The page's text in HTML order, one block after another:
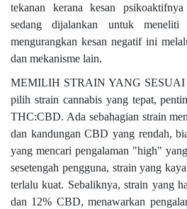
tekanan kerana kesan
sedang dijalankan untuk
mengurangkan kesan negatif ini
dan mekanisme lain.
MEMILIH STRAIN YANG
pilih strain cannabis yang tepat,
THC:CBD. Ada sebahagian strain
dan kandungan CBD yang rendah,
yang mencari pengalaman "high"
sesetengah pengguna, strain yang
terlalu kuat. Sebaliknya, strain yang
dan 12% CBD, menawarkan